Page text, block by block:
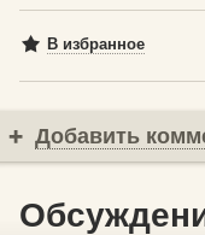
В избранное
Добавить